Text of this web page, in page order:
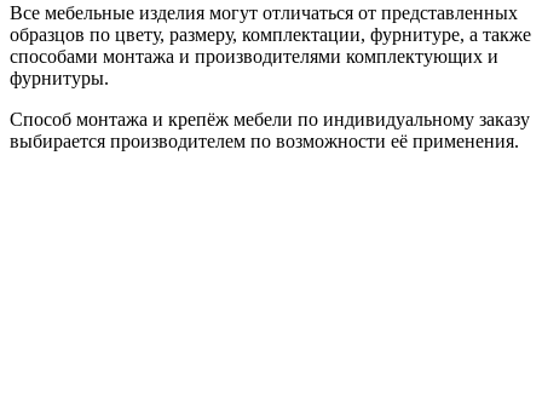
Все мебельные изделия могут отличаться от представленных
образцов по цвету, размеру, комплектации, фурнитуре, а также
способами монтажа и производителями комплектующих и
фурнитуры.
Способ монтажа и крепёж мебели по индивидуальному заказу
выбирается производителем по возможности её применения.